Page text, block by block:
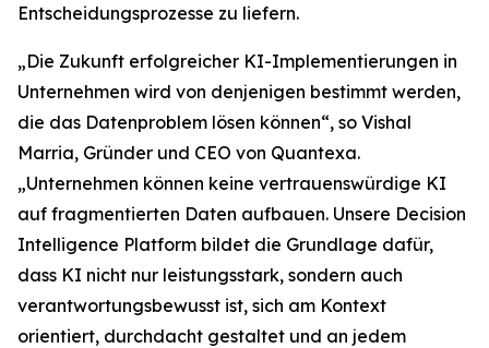
Entscheidungsprozesse zu liefern.
„Die Zukunft erfolgreicher KI-Implementierungen in
Unternehmen wird von denjenigen bestimmt werden,
die das Datenproblem lösen können“, so Vishal
Marria, Gründer und CEO von Quantexa.
„Unternehmen können keine vertrauenswürdige KI
auf fragmentierten Daten aufbauen. Unsere Decision
Intelligence Platform bildet die Grundlage dafür,
dass KI nicht nur leistungsstark, sondern auch
verantwortungsbewusst ist, sich am Kontext
orientiert, durchdacht gestaltet und an jedem